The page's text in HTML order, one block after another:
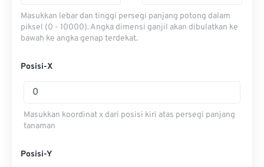
Masukkan lebar dan tinggi persegi panjang potong dalam
piksel (0 - 10000). Angka dimensi ganjil akan dibulatkan ke
bawah ke angka genap terdekat.
Posisi-X
Masukkan koordinat x dari posisi kiri atas persegi panjang
tanaman
Posisi-Y